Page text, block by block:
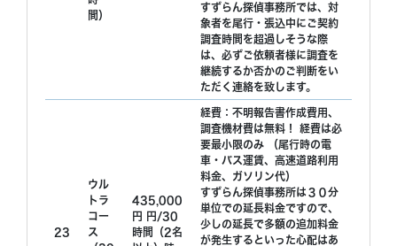
間）
すずらん探偵事務所では、対
象者を尾行・張込中にご契約
調査時間を超過しそうな際
は、必ずご依頼者様に調査を
継続するか否かのご判断をい
ただく連絡を致します。
23
ウル
トラ
コー
ス
435,000
円 円/30
時間（2名
経費：不明報告書作成費用、
調査機材費は無料！ 経費は必
要最小限のみ （尾行時の電
車・バス運賃、高速道路利用
料金、ガソリン代）
すずらん探偵事務所は３０分
単位での延長料金ですので、
少しの延長で多額の追加料金
が発生するといった心配はあ